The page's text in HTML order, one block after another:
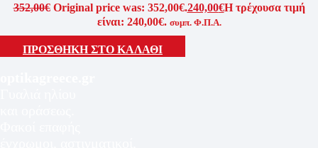
352,00€ Original price was: 352,00€.240,00€Η τρέχουσα τιμή
είναι: 240,00€. συμπ. Φ.Π.Α.
ΠΡΟΣΘΗΚΗ ΣΤΟ ΚΑΛΑΘΙ